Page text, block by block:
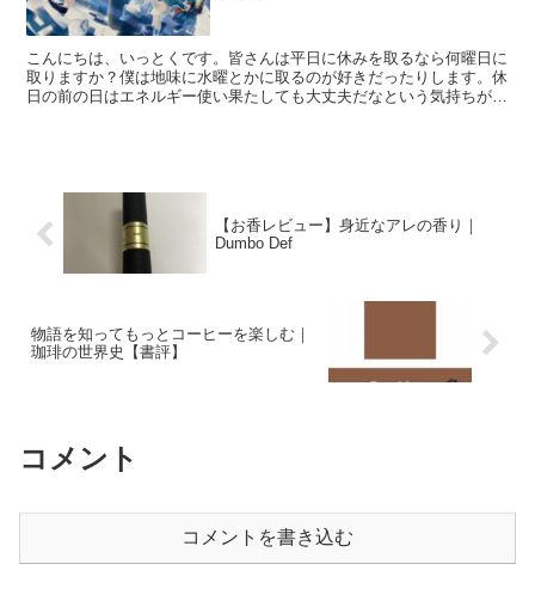
こんにちは、いっとくです。皆さんは平日に休みを取るなら何曜日に
取りますか？僕は地味に水曜とかに取るのが好きだったりします。休
日の前の日はエネルギー使い果たしても大丈夫だなという気持ちがあ
【お香レビュー】身近なアレの香り｜
Dumbo Def
物語を知ってもっとコーヒーを楽しむ｜
珈琲の世界史【書評】
コメント
コメントを書き込む